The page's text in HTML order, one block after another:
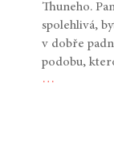
Thuneho.
spolehlivá,
v dobře
podobu,
…